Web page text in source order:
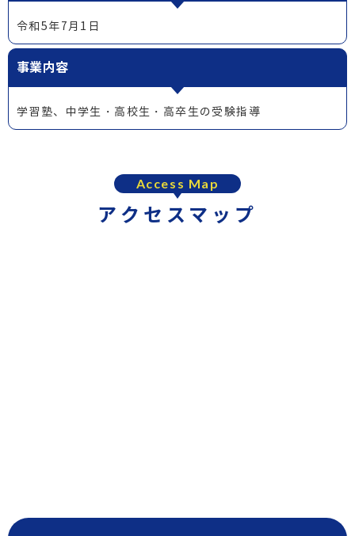
令和5年7月1日
事業内容
学習塾、中学生・高校生・高卒生の受験指導
Access Map
アクセスマップ